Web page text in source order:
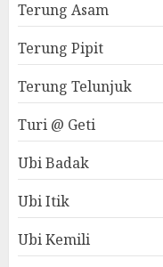
Terung Asam
Terung Pipit
Terung Telunjuk
Turi @ Geti
Ubi Badak
Ubi Itik
Ubi Kemili